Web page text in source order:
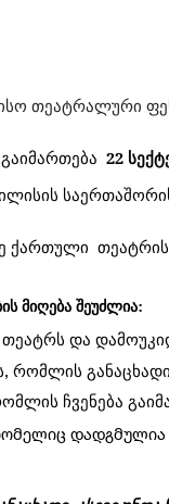
თეატრალური
22
ქართული თეატრის
მიღება შეუძლია:
თეატრს და
, რომლის
ჩვენება
დადგმულია